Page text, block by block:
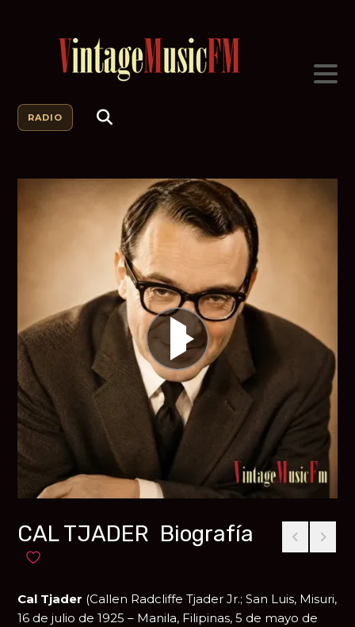
RADIO
CAL TJADER Biografía
Añadir a favoritos
Cal Tjader (Callen Radcliffe Tjader Jr.; San Luis, Misuri,
16 de julio de 1925 – Manila, Filipinas, 5 de mayo de